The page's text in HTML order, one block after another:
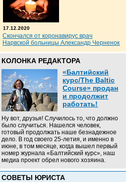
17.12.2020
Скончался от коронавирус врач
Нарвской больницы Александр Черненок
КОЛОНКА РЕДАКТОРА
«Балтийский
курс/The Baltic
Course» продан
и продолжит
работать!
Ну вот, друзья! Случилось то, что должно
было случиться. Нашелся человек,
готовый продолжать наше безнадежное
дело. В год своего 25-летия, и именно в
июне, в том месяце, когда вышел первый
номер журнала «Балтийский курс», наш
медиа проект обрел нового хозяина.
СОВЕТЫ ЮРИСТА